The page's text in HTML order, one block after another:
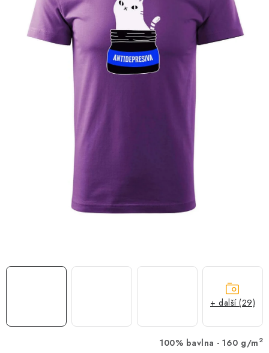
MIKINY
OKAMŽITĚ K ODBĚRU
MÁM SRDCE POMÁHÁM
PROVIZNÍ SYSTÉM
Časté otázky
100% bavlna - 160 g/m 2
+ další (29)